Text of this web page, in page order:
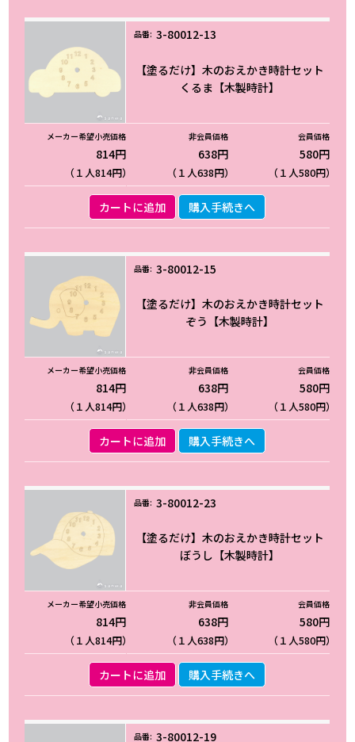
3-80012-13
【塗るだけ】木のおえかき時計セット
くるま【木製時計】
814円
（１人814円）
638円
（１人638円）
580円
（１人580円）
カートに追加 購入手続きへ
3-80012-15
【塗るだけ】木のおえかき時計セット
ぞう【木製時計】
814円
（１人814円）
638円
（１人638円）
580円
（１人580円）
カートに追加 購入手続きへ
3-80012-23
【塗るだけ】木のおえかき時計セット
ぼうし【木製時計】
814円
（１人814円）
638円
（１人638円）
580円
（１人580円）
カートに追加 購入手続きへ
3-80012-19